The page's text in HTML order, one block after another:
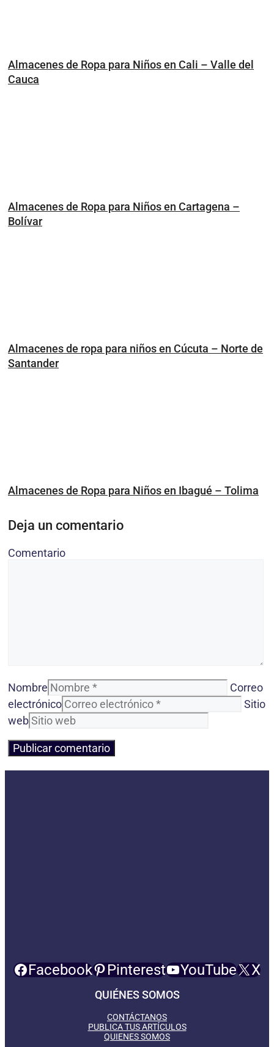
Almacenes de Ropa para Niños en Cali – Valle del
Cauca
Almacenes de Ropa para Niños en Cartagena –
Bolívar
Almacenes de ropa para niños en Cúcuta – Norte de
Santander
Almacenes de Ropa para Niños en Ibagué – Tolima
Deja un comentario
Comentario
Nombre
Correo
electrónico
Sitio
web
Facebook Pinterest YouTube X
QUIÉNES SOMOS
CONTÁCTANOS
PUBLICA TUS ARTÍCULOS
QUIENES SOMOS